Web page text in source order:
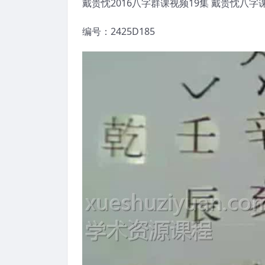
戴贵忱2016八字群课视频19集 戴贵忱八字
编号：2425D185